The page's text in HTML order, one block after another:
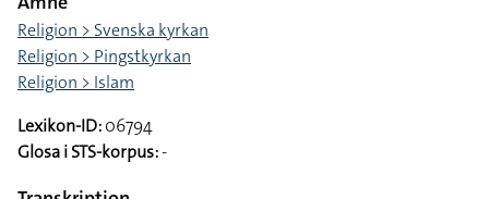
Religion > Svenska kyrkan
Religion > Pingstkyrkan
Religion > Islam
Lexikon-ID:06794
Glosa i STS-korpus:-